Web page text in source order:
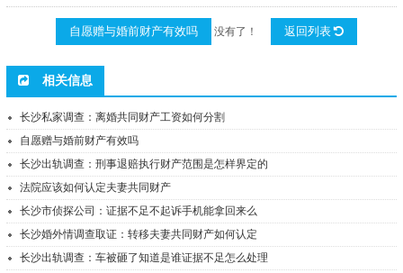
自愿赠与婚前财产有效吗 没有了！ 返回列表
相关信息
长沙私家调查：离婚共同财产工资如何分割
自愿赠与婚前财产有效吗
长沙出轨调查：刑事退赔执行财产范围是怎样界定的
法院应该如何认定夫妻共同财产
长沙市侦探公司：证据不足不起诉手机能拿回来么
长沙婚外情调查取证：转移夫妻共同财产如何认定
长沙出轨调查：车被砸了知道是谁证据不足怎么处理